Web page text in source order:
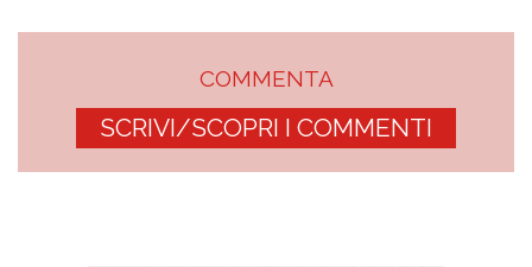
COMMENTA
SCRIVI/SCOPRI I COMMENTI